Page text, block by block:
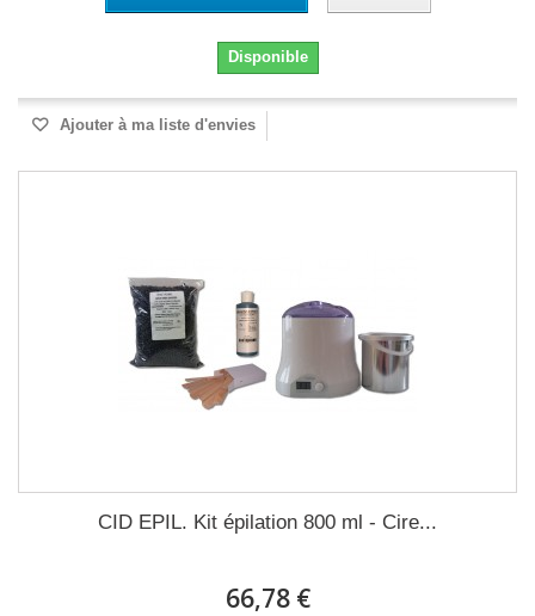
Disponible
Ajouter à ma liste d'envies
CID EPIL. Kit épilation 800 ml - Cire...
66,78 €